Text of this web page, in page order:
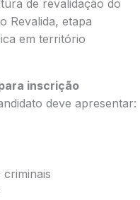
de revalidação do
Revalida, etapa
em território
inscrição
deve apresentar:
criminais